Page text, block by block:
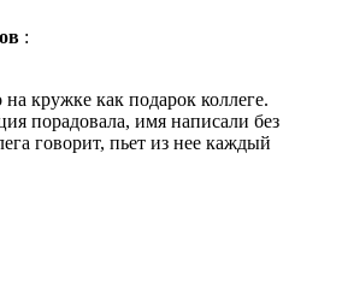
:
кружке как подарок коллеге.
порадовала, имя написали без
говорит, пьет из нее каждый